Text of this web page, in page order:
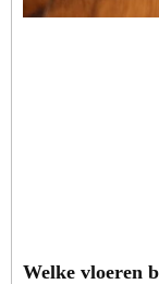
Welke vloeren